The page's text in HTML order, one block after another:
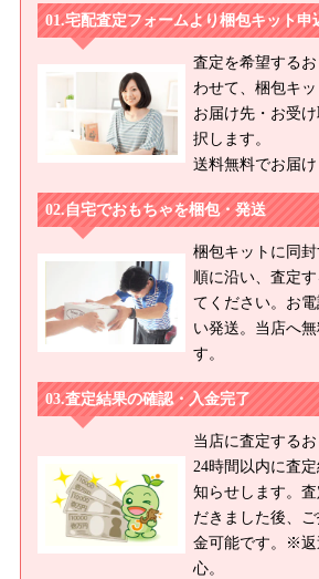
宅配査定フォームより梱包キット申
査定を希望する
わせて、梱包キッ
お届け先・お受
択します。
送料無料でお届け
自宅でおもちゃを梱包・発送
梱包キットに同
順に沿い、査定
てください。お
い発送。当店へ
す。
査定結果の確認・入金完了
当店に査定するお
24時間以内に査
知らせします。
だきました後、
金可能です。※返
心。